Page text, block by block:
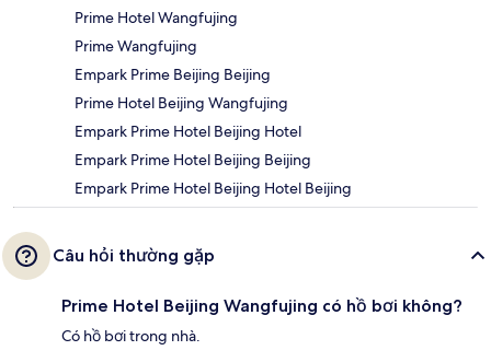
Prime Hotel Wangfujing
Prime Wangfujing
Empark Prime Beijing Beijing
Prime Hotel Beijing Wangfujing
Empark Prime Hotel Beijing Hotel
Empark Prime Hotel Beijing Beijing
Empark Prime Hotel Beijing Hotel Beijing
Câu hỏi thường gặp
Prime Hotel Beijing Wangfujing có hồ bơi không?
Có hồ bơi trong nhà.